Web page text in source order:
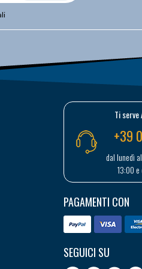
Ti
+39
dal lunedì
13:00 e
PAGAMENTI CON
SEGUICI SU